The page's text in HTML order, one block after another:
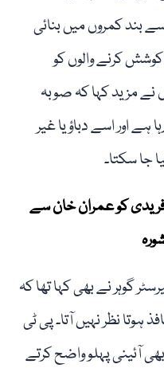
بند کمروں میں بنائی
کرنے والوں کو
نے مزید کہا کہ صوبہ
اور اسے دباؤ یا غیر
جا سکتا۔
کو عمران خان سے
گوہر نے بھی کہا تھا کہ
ہوتا نظر نہیں آتا۔ پی ٹی
آئینی پہلو واضح کرتے